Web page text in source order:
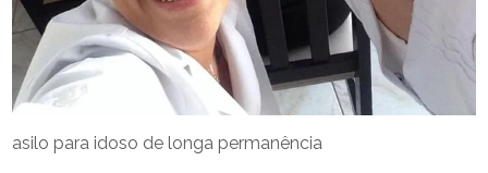
asilo para idoso de longa permanência